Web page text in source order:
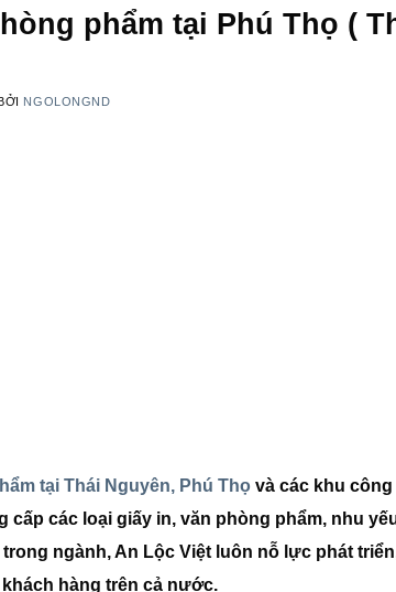
phẩm tại Phú Thọ (
BỞI NGOLONGND
tại Thái Nguyên, Phú Thọ và các khu
cấp các loại giấy in, văn phòng phẩm, nhu
ngành, An Lộc Việt luôn nỗ lực phát
hàng trên cả nước.